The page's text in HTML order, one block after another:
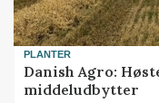
PLANTER
Danish Agro:
middeludbytter